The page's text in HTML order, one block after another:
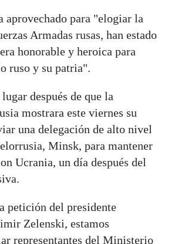
aprovechado para "elogiar la
Armadas rusas, han estado
honorable y heroica para
ruso y su patria".
después de que la
mostrara este viernes su
una delegación de alto nivel
Minsk, para mantener
Ucrania, un día después del
petición del presidente
Zelenski, estamos
representantes del Ministerio